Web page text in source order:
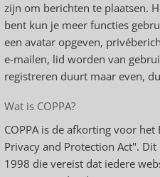
zijn om berichten te plaatsen.
bent kun je meer functies
een avatar opgeven,
e-mailen, lid worden van
registreren duurt maar even,
Wat is COPPA?
COPPA is de afkorting voor het
Privacy and Protection Act".
1998 die vereist dat iedere